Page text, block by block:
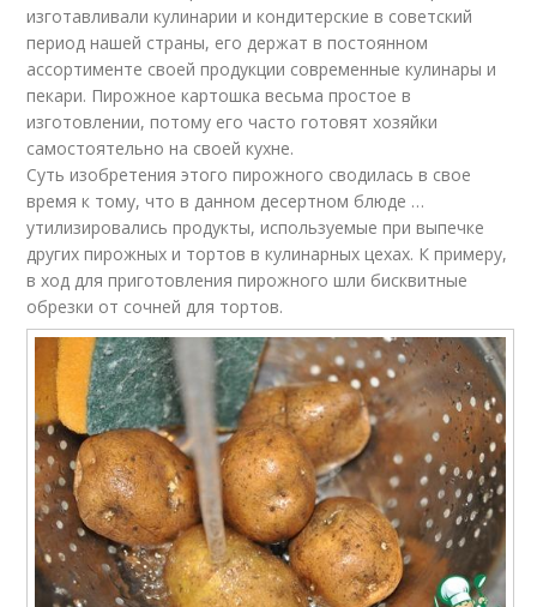
изготавливали кулинарии и кондитерские в советский
период нашей страны, его держат в постоянном
ассортименте своей продукции современные кулинары и
пекари. Пирожное картошка весьма простое в
изготовлении, потому его часто готовят хозяйки
самостоятельно на своей кухне.
Суть изобретения этого пирожного сводилась в свое
время к тому, что в данном десертном блюде …
утилизировались продукты, используемые при выпечке
других пирожных и тортов в кулинарных цехах. К примеру,
в ход для приготовления пирожного шли бисквитные
обрезки от сочней для тортов.